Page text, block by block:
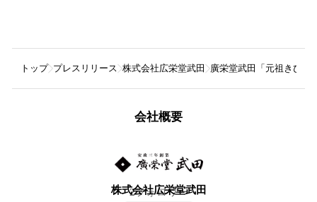
トップ プレスリリース 株式会社広栄堂武田 廣栄堂武田「元祖きびだ
会社概要
株式会社広栄堂武田
2フォロワー